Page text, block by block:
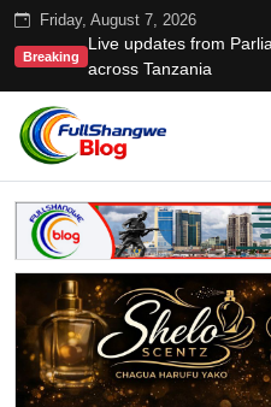
Friday, August 7, 2026
Breaking
Live updates from
across Tanzania